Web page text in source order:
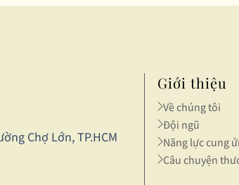
Chợ Lớn, TP.HCM
Giới thiệu
Về chúng tôi
Đội ngũ
Năng lực cung
Câu chuyện